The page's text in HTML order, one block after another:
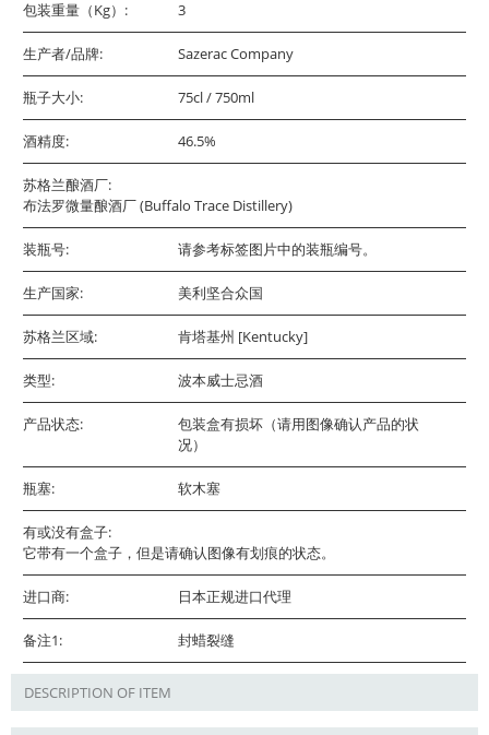
包装重量（Kg）: 3
生产者/品牌: Sazerac Company
瓶子大小: 75cl / 750ml
酒精度: 46.5%
苏格兰酿酒厂:
布法罗微量酿酒厂 (Buffalo Trace Distillery)
装瓶号: 请参考标签图片中的装瓶编号。
生产国家: 美利坚合众国
苏格兰区域: 肯塔基州 [Kentucky]
类型: 波本威士忌酒
产品状态:
包装盒有损坏（请用图像确认产品的状
况）
瓶塞: 软木塞
有或没有盒子:
它带有一个盒子，但是请确认图像有划痕的状态。
进口商: 日本正规进口代理
备注1: 封蜡裂缝
DESCRIPTION OF ITEM